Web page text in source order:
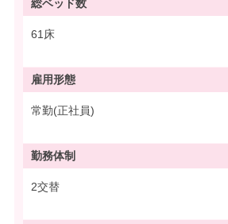
総ベッド数
61床
雇用形態
常勤(正社員)
勤務体制
2交替